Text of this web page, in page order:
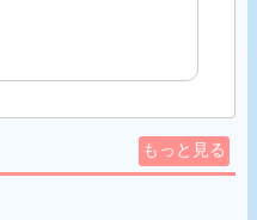
もっと見る